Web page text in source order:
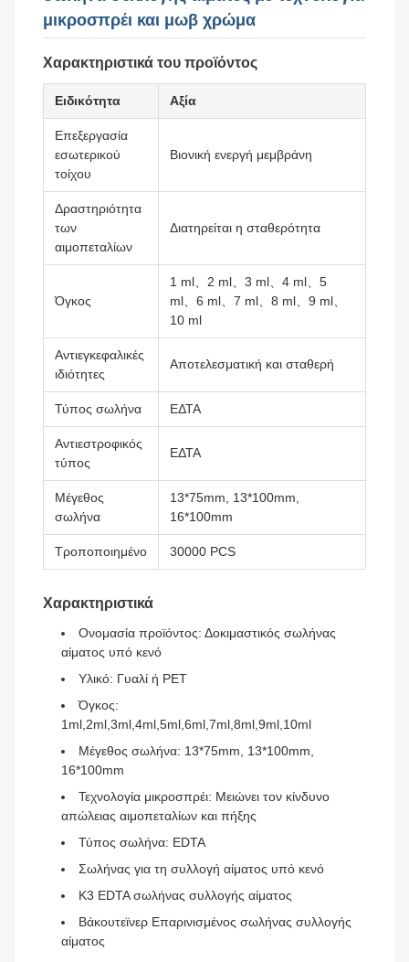
μικροσπρέι και μωβ χρώμα
Χαρακτηριστικά του προϊόντος
Ειδικότητα Αξία
Επεξεργασία
εσωτερικού
τοίχου
Βιονική ενεργή μεμβράνη
Δραστηριότητα
των
αιμοπεταλίων
Διατηρείται η σταθερότητα
Όγκος
1 ml、2 ml、3 ml、4 ml、5
ml、6 ml、7 ml、8 ml、9 ml、
10 ml
Αντιεγκεφαλικές
ιδιότητες
Αποτελεσματική και σταθερή
Τύπος σωλήνα ΕΔΤΑ
Αντιεστροφικός
τύπος
ΕΔΤΑ
Μέγεθος
σωλήνα
13*75mm, 13*100mm,
16*100mm
Τροποποιημένο 30000 PCS
Χαρακτηριστικά
Ονομασία προϊόντος: Δοκιμαστικός σωλήνας
αίματος υπό κενό
Υλικό: Γυαλί ή PET
Όγκος:
1ml,2ml,3ml,4ml,5ml,6ml,7ml,8ml,9ml,10ml
Μέγεθος σωλήνα: 13*75mm, 13*100mm,
16*100mm
Τεχνολογία μικροσπρέι: Μειώνει τον κίνδυνο
απώλειας αιμοπεταλίων και πήξης
Τύπος σωλήνα: EDTA
Σωλήνας για τη συλλογή αίματος υπό κενό
Κ3 EDTA σωλήνας συλλογής αίματος
Βάκουτεϊνερ Επαρινισμένος σωλήνας συλλογής
αίματος